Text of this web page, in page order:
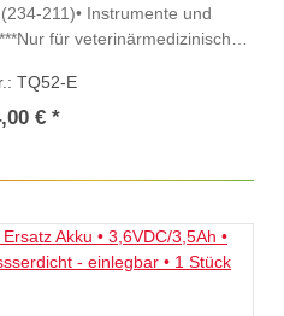
und
für veterinärmedizinische
TQ52-E
€ *